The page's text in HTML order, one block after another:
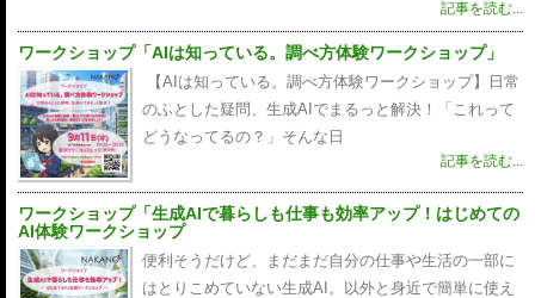
記事を読む...
ワークショップ「AIは知っている。調べ方体験ワークショップ」
【AIは知っている。調べ方体験ワークショップ】日常
のふとした疑問、生成AIでまるっと解決！「これって
どうなってるの？」そんな日
記事を読む...
ワークショップ「生成AIで暮らしも仕事も効率アップ！はじめての
AI体験ワークショップ
便利そうだけど、まだまだ自分の仕事や生活の一部に
はとりこめていない生成AI。以外と身近で簡単に使え